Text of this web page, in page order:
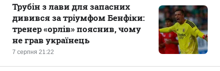
7 серпня 21:22
Трубін з лави для запасних
дивився за тріумфом Бенфіки:
тренер «орлів» пояснив, чому
не грав українець